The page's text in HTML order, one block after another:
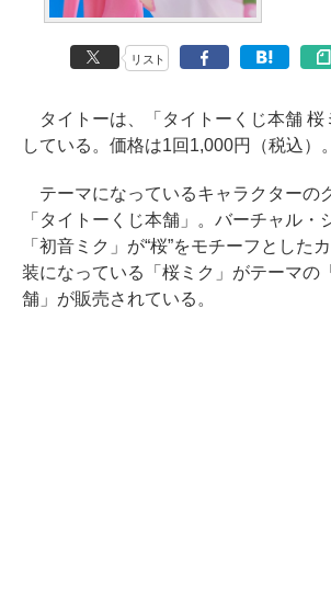
リスト
タイトーは、「タイトーくじ本舗 桜
している。価格は1回1,000円（税込）。
テーマになっているキャラクターの
「タイトーくじ本舗」。バーチャル・
「初音ミク」が“桜”をモチーフとした
装になっている「桜ミク」がテーマの
舗」が販売されている。